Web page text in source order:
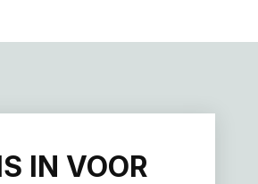
IN VOOR